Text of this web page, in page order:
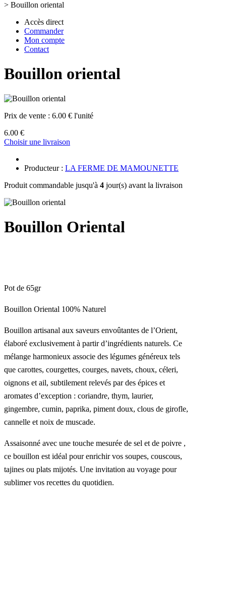
> Bouillon oriental
Accès direct
Commander
Mon compte
Contact
Bouillon oriental
Prix de vente : 6.00 € l'unité
6.00 €
Choisir une livraison
Producteur : LA FERME DE MAMOUNETTE
Produit commandable jusqu'à 4 jour(s) avant la livraison
Bouillon Oriental
Pot de 65gr
Bouillon Oriental 100% Naturel
Bouillon artisanal aux saveurs envoûtantes de l’Orient,
élaboré exclusivement à partir d’ingrédients naturels. Ce
mélange harmonieux associe des légumes généreux tels
que carottes, courgettes, courges, navets, choux, céleri,
oignons et ail, subtilement relevés par des épices et
aromates d’exception : coriandre, thym, laurier,
gingembre, cumin, paprika, piment doux, clous de girofle,
cannelle et noix de muscade.
Assaisonné avec une touche mesurée de sel et de poivre ,
ce bouillon est idéal pour enrichir vos soupes, couscous,
tajines ou plats mijotés. Une invitation au voyage pour
sublimer vos recettes du quotidien.